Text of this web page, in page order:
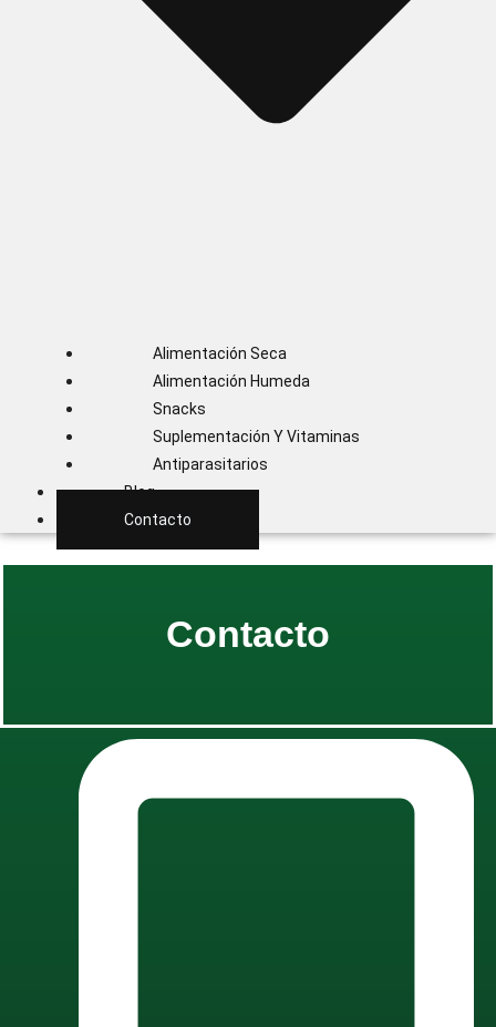
Alimentación Seca
Alimentación Humeda
Snacks
Suplementación Y Vitaminas
Antiparasitarios
Blog
Contacto
Contacto